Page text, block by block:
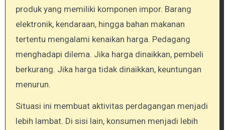
produk yang memiliki komponen impor. Barang
elektronik, kendaraan, hingga bahan makanan
tertentu mengalami kenaikan harga. Pedagang
menghadapi dilema. Jika harga dinaikkan, pembeli
berkurang. Jika harga tidak dinaikkan, keuntungan
menurun.
Situasi ini membuat aktivitas perdagangan menjadi
lebih lambat. Di sisi lain, konsumen menjadi lebih